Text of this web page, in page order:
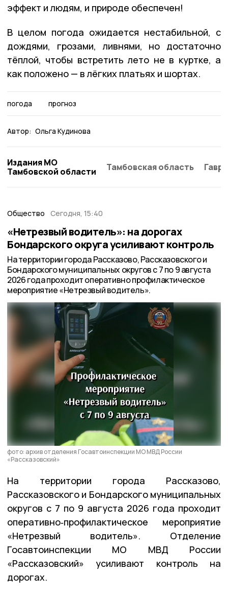
эффект и людям, и природе обеспечен!
В целом погода ожидается нестабильной, с
дождями, грозами, ливнями, но достаточно
тёплой, чтобы встретить лето не в куртке, а
как положено — в лёгких платьях и шортах.
погода прогноз
Автор: Ольга Кудинова
Издания МО
Тамбовской области
Тамбовская область
Общество Сегодня, 15:40
«Нетрезвый водитель»: на дорогах
Бондарского округа усиливают контроль
На территории города Рассказово, Рассказовского и
Бондарского муниципальных округов с 7 по 9 августа
2026 года проходит оперативно профилактическое
мероприятие «Нетрезвый водитель».
фото: архив отделения Госавтоинспекции МО МВД России
«Рассказовский»
На территории города Рассказово,
Рассказовского и Бондарского муниципальных
округов с 7 по 9 августа 2026 года проходит
оперативно‑профилактическое мероприятие
«Нетрезвый водитель». Отделение
Госавтоинспекции МО МВД России
«Рассказовский» усиливают контроль на
дорогах.